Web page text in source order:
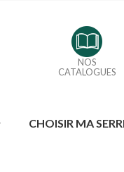
NOS
CATALOGUES
CHOISIR MA